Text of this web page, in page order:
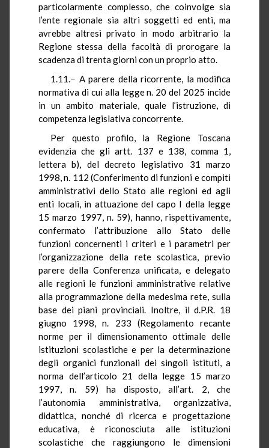
particolarmente complesso, che coinvolge sia
l’ente regionale sia altri soggetti ed enti, ma
avrebbe altresì privato in modo arbitrario la
Regione stessa della facoltà di prorogare la
scadenza di trenta giorni con un proprio atto.
1.11.− A parere della ricorrente, la modifica
normativa di cui alla legge n. 20 del 2025 incide
in un ambito materiale, quale l’istruzione, di
competenza legislativa concorrente.
Per questo profilo, la Regione Toscana
evidenzia che gli artt. 137 e 138, comma 1,
lettera b), del decreto legislativo 31 marzo
1998, n. 112 (Conferimento di funzioni e compiti
amministrativi dello Stato alle regioni ed agli
enti locali, in attuazione del capo I della legge
15 marzo 1997, n. 59), hanno, rispettivamente,
confermato l’attribuzione allo Stato delle
funzioni concernenti i criteri e i parametri per
l’organizzazione della rete scolastica, previo
parere della Conferenza unificata, e delegato
alle regioni le funzioni amministrative relative
alla programmazione della medesima rete, sulla
base dei piani provinciali. Inoltre, il d.P.R. 18
giugno 1998, n. 233 (Regolamento recante
norme per il dimensionamento ottimale delle
istituzioni scolastiche e per la determinazione
degli organici funzionali dei singoli istituti, a
norma dell’articolo 21 della legge 15 marzo
1997, n. 59) ha disposto, all’art. 2, che
l’autonomia amministrativa, organizzativa,
didattica, nonché di ricerca e progettazione
educativa, è riconosciuta alle istituzioni
scolastiche che raggiungono le dimensioni